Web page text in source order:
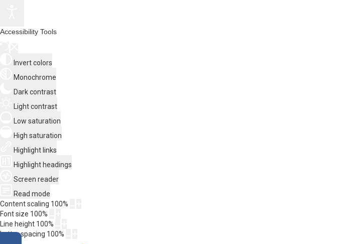
Accessibility Tools
Invert colors
Monochrome
Dark contrast
Light contrast
Low saturation
High saturation
Highlight links
Highlight headings
Screen reader
Read mode
Content scaling 100%
Font size 100%
Line height 100%
Letter spacing 100%